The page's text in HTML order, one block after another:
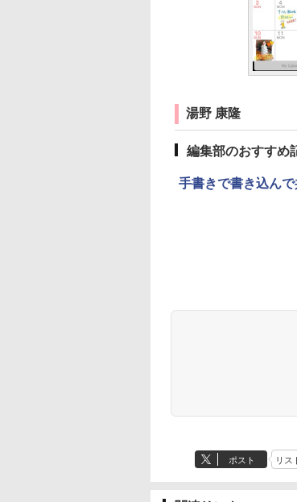
湯野 康隆
編集部のおすすめ
手書きで書き込ん
ポスト リス